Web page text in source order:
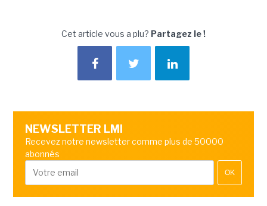
Cet article vous a plu? Partagez le !
NEWSLETTER LMI
Recevez notre newsletter comme plus de 50000
abonnés
OK